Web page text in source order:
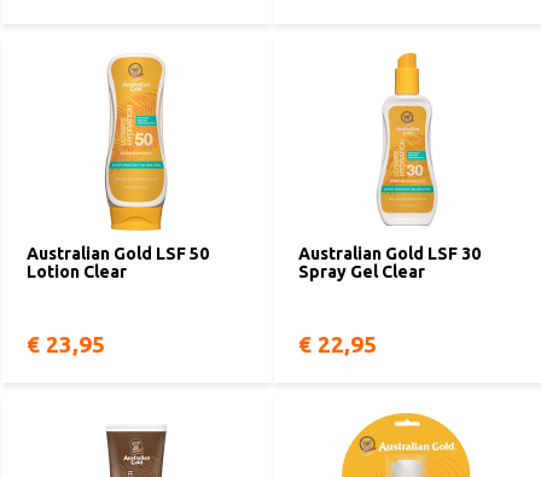
Australian Gold LSF 50
Lotion Clear
€ 23,95
Australian Gold LSF 30
Spray Gel Clear
€ 22,95